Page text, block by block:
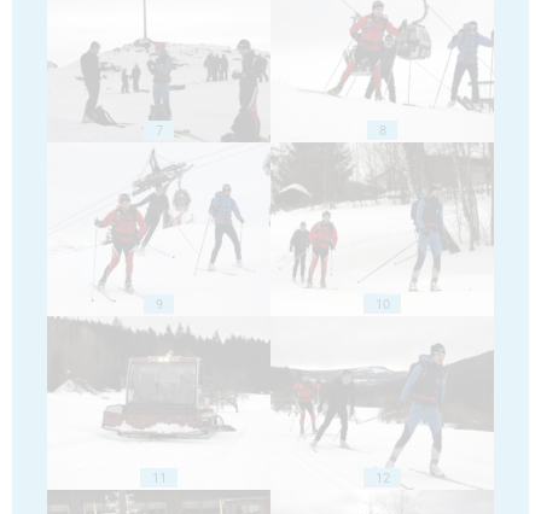
7 8
9 10
11 12